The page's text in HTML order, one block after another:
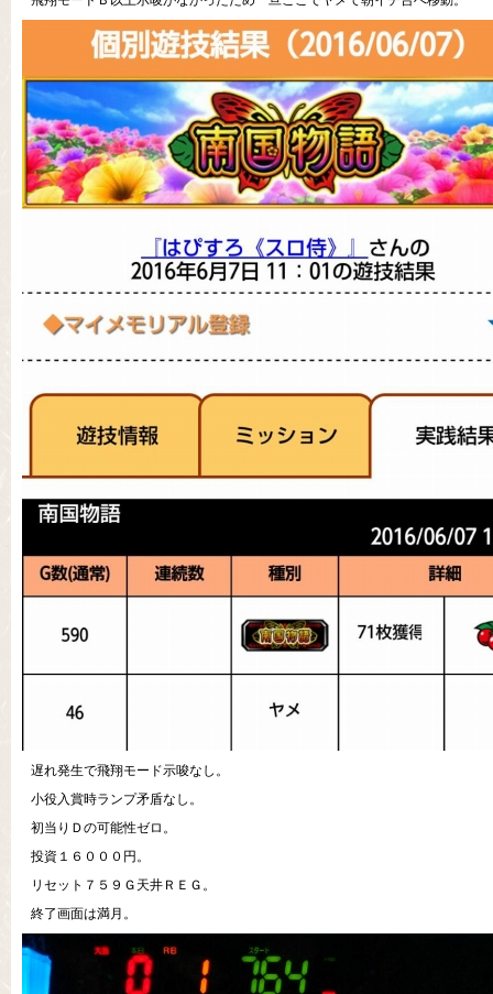
遅れ発生で飛翔モード示唆なし。
小役入賞時ランプ矛盾なし。
初当りＤの可能性ゼロ。
投資１６０００円。
リセット７５９Ｇ天井ＲＥＧ。
終了画面は満月。